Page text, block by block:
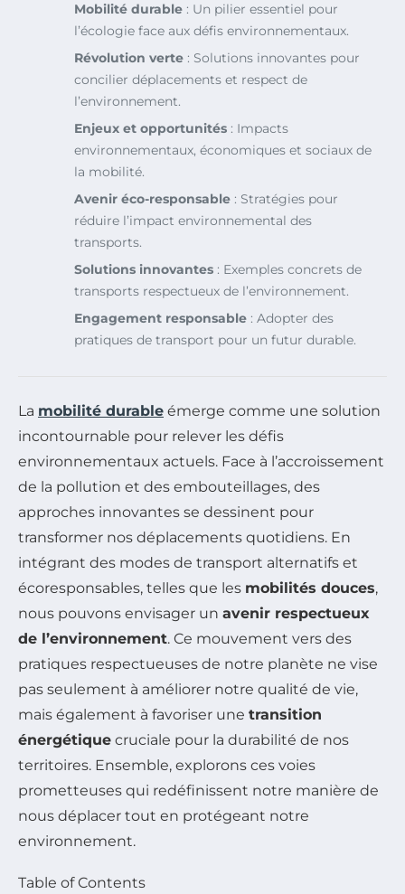
Mobilité durable : Un pilier essentiel pour
l’écologie face aux défis environnementaux.
Révolution verte : Solutions innovantes pour
concilier déplacements et respect de
l’environnement.
Enjeux et opportunités : Impacts
environnementaux, économiques et sociaux de
la mobilité.
Avenir éco-responsable : Stratégies pour
réduire l’impact environnemental des
transports.
Solutions innovantes : Exemples concrets de
transports respectueux de l’environnement.
Engagement responsable : Adopter des
pratiques de transport pour un futur durable.
La mobilité durable émerge comme une solution
incontournable pour relever les défis
environnementaux actuels. Face à l’accroissement
de la pollution et des embouteillages, des
approches innovantes se dessinent pour
transformer nos déplacements quotidiens. En
intégrant des modes de transport alternatifs et
écoresponsables, telles que les mobilités douces,
nous pouvons envisager un avenir respectueux
de l’environnement. Ce mouvement vers des
pratiques respectueuses de notre planète ne vise
pas seulement à améliorer notre qualité de vie,
mais également à favoriser une transition
énergétique cruciale pour la durabilité de nos
territoires. Ensemble, explorons ces voies
prometteuses qui redéfinissent notre manière de
nous déplacer tout en protégeant notre
environnement.
Table of Contents